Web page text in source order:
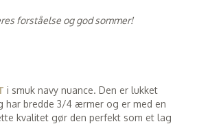
forståelse og god sommer!
i smuk navy nuance. Den er lukket
har bredde 3/4 ærmer og er med en
kvalitet gør den perfekt som et lag